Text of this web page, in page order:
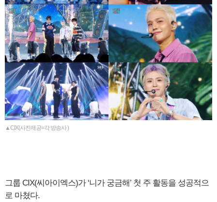
▲CIX(사진제공=각 방송사 )
그룹 CIX(씨아이엑스)가 ‘니가 궁금해’ 첫 주 활동을 성공적으
로 마쳤다.